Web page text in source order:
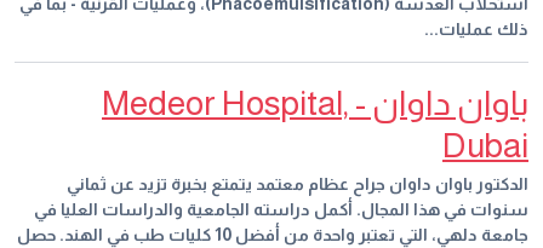
ذلك عمليات...
باوان داوان - Medeor Hospital,
Dubai
الدكتور باوان داوان جراح عظام معتمد يتمتع بخبرة تزيد عن ثماني
سنوات في هذا المجال. أكمل دراسته الجامعية والدراسات العليا في
جامعة دلهي، التي تعتبر واحدة من أفضل 10 كليات طب في الهند. حصل